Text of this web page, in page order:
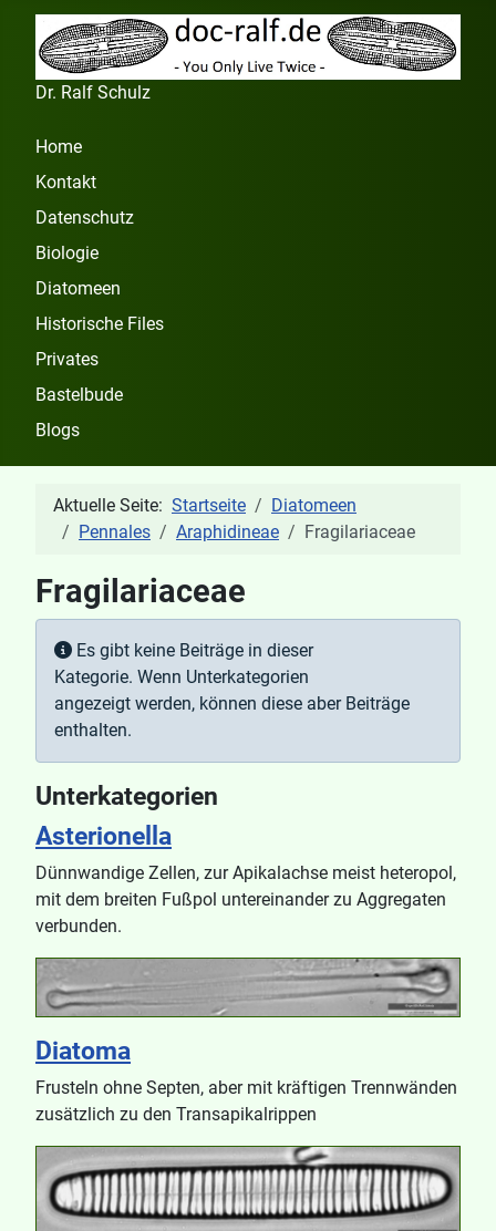
Dr. Ralf Schulz
Home
Kontakt
Datenschutz
Biologie
Diatomeen
Historische Files
Privates
Bastelbude
Blogs
Aktuelle Seite: Startseite
Diatomeen
Pennales
Araphidineae Fragilariaceae
Fragilariaceae
Information
Es gibt keine Beiträge in dieser
Kategorie. Wenn Unterkategorien
angezeigt werden, können diese aber Beiträge
enthalten.
Unterkategorien
Asterionella
Dünnwandige Zellen, zur Apikalachse meist heteropol,
mit dem breiten Fußpol untereinander zu Aggregaten
verbunden.
Diatoma
Frusteln ohne Septen, aber mit kräftigen Trennwänden
zusätzlich zu den Transapikalrippen